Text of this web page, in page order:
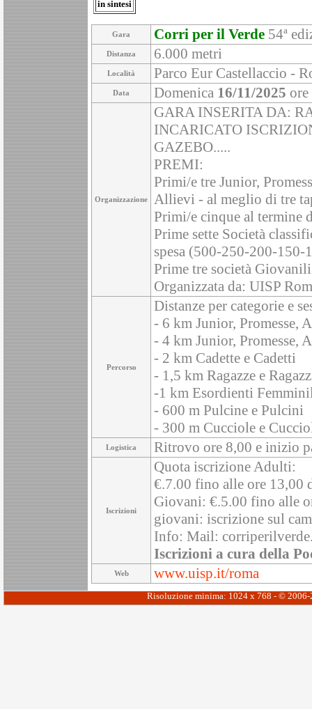
in sintesi
Gara Corri per il Verde 54ª
Distanza 6.000 metri
Località Parco Eur Castellaccio -
Data Domenica 16/11/2025
Organizzazione
GARA INSERITA DA:
INCARICATO
GAZEBO.....
PREMI:
Primi/e tre Junior,
Allievi - al meglio di tre
Primi/e cinque al termine
Prime sette Società
spesa (500-250-200-
Prime tre società
Organizzata da: UISP
Percorso
Distanze per categorie e
- 6 km Junior, Promesse,
- 4 km Junior, Promesse,
- 2 km Cadette e Cadetti
- 1,5 km Ragazze e
-1 km Esordienti
- 600 m Pulcine e Pulcini
- 300 m Cucciole e
Logistica Ritrovo ore 8,00 e inizio
Iscrizioni
Quota iscrizione Adulti:
€.7.00 fino alle ore 13,00
Giovani: €.5.00 fino alle
giovani: iscrizione sul
Info: Mail:
Iscrizioni a cura della
Web www.uisp.it/roma
Risoluzione minima: 1024 x 768 - ©